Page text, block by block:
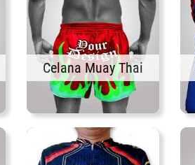
Celana Muay Thai